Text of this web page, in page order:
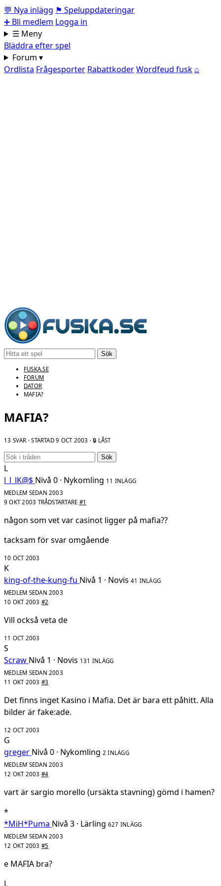
💬 Nya inlägg ⚑ Speluppdateringar
➕ Bli medlem Logga in
☰ Meny
Bläddra efter spel
Forum ▾
Ordlista Frågesporter RabattkoderWordfeud fusk ⌂
Sök
FUSKA.SE
FORUM
DATOR
MAFIA?
MAFIA?
13 SVAR · STARTAD9 OCT 2003 · 🔒 LÅST
Sök
L
l_l_lK@$ Nivå 0 · Nykomling 11 INLÄGG
MEDLEM SEDAN 2003
9 OKT 2003 TRÅDSTARTARE #1
någon som vet var casinot ligger på mafia??
tacksam för svar omgående
10 OCT 2003
K
king-of-the-kung-fu Nivå 1 · Novis 41 INLÄGG
MEDLEM SEDAN 2003
10 OKT 2003 #2
Vill också veta de
11 OCT 2003
S
Scraw Nivå 1 · Novis 131 INLÄGG
MEDLEM SEDAN 2003
11 OKT 2003 #3
Det finns inget Kasino i Mafia. Det är bara ett påhitt. Alla
bilder är fake:ade.
12 OCT 2003
G
greger Nivå 0 · Nykomling 2 INLÄGG
MEDLEM SEDAN 2003
12 OKT 2003 #4
vart är sargio morello (ursäkta stavning) gömd i hamen?
*
*MiH*Puma Nivå 3 · Lärling 627 INLÄGG
MEDLEM SEDAN 2003
12 OKT 2003 #5
e MAFIA bra?
L